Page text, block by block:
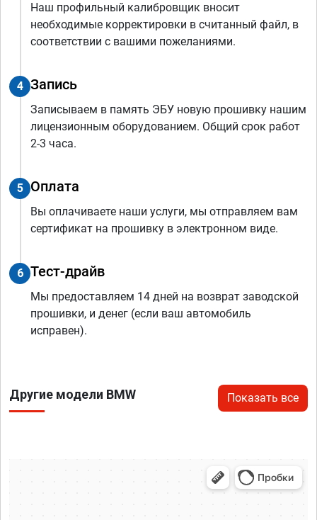
Наш профильный калибровщик вносит
необходимые корректировки в считанный файл, в
соответствии с вашими пожеланиями.
4 Запись
Записываем в память ЭБУ новую прошивку нашим
лицензионным оборудованием. Общий срок работ
2-3 часа.
5 Оплата
Вы оплачиваете наши услуги, мы отправляем вам
сертификат на прошивку в электронном виде.
6 Тест-драйв
Мы предоставляем 14 дней на возврат заводской
прошивки, и денег (если ваш автомобиль
исправен).
Другие модели BMW Показать все